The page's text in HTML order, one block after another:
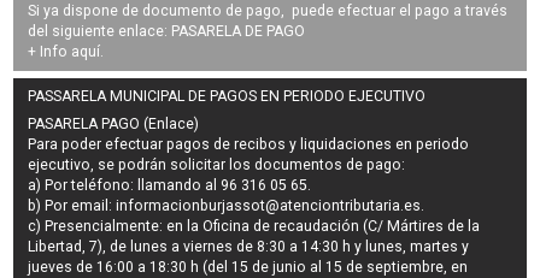
Si ya dispone de documento de pago, puede efectuar el pago a través
del siguiente enlace: PASARELA DE PAGO
+ Info aquí.
PASSARELA MUNICIPAL DE PAGOS EN PERIODO EJECUTIVO
PASARELA PAGO (Enlace)
Para poder efectuar pagos derecibos y liquidaciones en periodo
ejecutivo, se podrán solicitar los documentos de pago:
a) Por teléfono: llamando al 96 316 05 65.
b) Por email:informacionburjassot@atenciontributaria.es.
c) Presencialmente: en la Oficina de recaudación (C/ Mártires de la
Libertad, 7), de lunes a viernes de 8:30 a 14:30 h y lunes, martes y
jueves de 16:00 a 18:30 h (del 15 de junio al 15 de septiembre, en